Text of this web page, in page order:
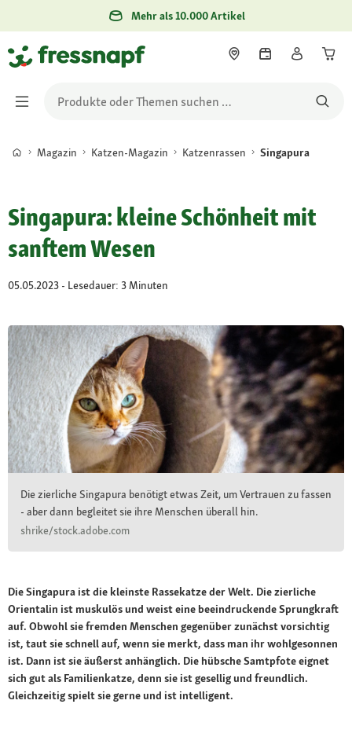
Mehr als 10.000 Artikel
Magazin Katzen-Magazin Katzenrassen Singapura
Singapura: kleine Schönheit mit
sanftem Wesen
05.05.2023 - Lesedauer: 3 Minuten
Die zierliche Singapura benötigt etwas Zeit, um Vertrauen zu fassen
- aber dann begleitet sie ihre Menschen überall hin.
shrike/stock.adobe.com
Die Singapura ist die kleinste Rassekatze der Welt. Die zierliche
Orientalin ist muskulös und weist eine beeindruckende Sprungkraft
auf. Obwohl sie fremden Menschen gegenüber zunächst vorsichtig
ist, taut sie schnell auf, wenn sie merkt, dass man ihr wohlgesonnen
ist. Dann ist sie äußerst anhänglich. Die hübsche Samtpfote eignet
sich gut als Familienkatze, denn sie ist gesellig und freundlich.
Gleichzeitig spielt sie gerne und ist intelligent.